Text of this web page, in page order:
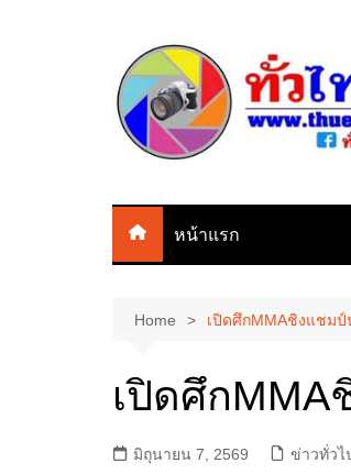
หน้าแรก
Home เปิดศึกMMAชิงแชมป์
เปิดศึกMMA
มิถุนายน 7, 2569 ข่าวทั่วไ